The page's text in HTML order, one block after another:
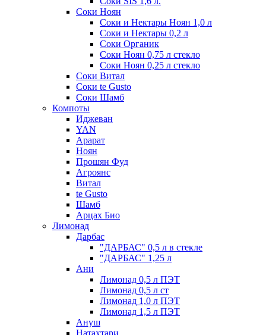
Соки Ноян
Соки и Нектары Ноян 1,0 л
Соки и Нектары 0,2 л
Соки Органик
Соки Ноян 0,75 л стекло
Соки Ноян 0,25 л стекло
Соки Витал
Соки te Gusto
Соки Шамб
Компоты
Иджеван
YAN
Арарат
Ноян
Прошян Фуд
Агроянс
Витал
te Gusto
Шамб
Арцах Био
Лимонад
Дарбас
"ДАРБАС" 0,5 л в стекле
"ДАРБАС" 1,25 л
Ани
Лимонад 0,5 л ПЭТ
Лимонад 0,5 л ст
Лимонад 1,0 л ПЭТ
Лимонад 1,5 л ПЭТ
Ануш
Натахтари